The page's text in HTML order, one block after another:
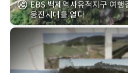
EBS 백제역사유적지구 여행
웅진시대를 열다